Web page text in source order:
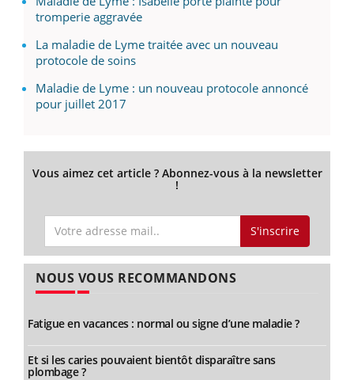
tromperie aggravée
La maladie de Lyme traitée avec un nouveau
protocole de soins
Maladie de Lyme : un nouveau protocole annoncé
pour juillet 2017
Vous aimez cet article ? Abonnez-vous à la newsletter
!
S'inscrire
NOUS VOUS RECOMMANDONS
Fatigue en vacances : normal ou signe d’une maladie ?
Et si les caries pouvaient bientôt disparaître sans
plombage ?